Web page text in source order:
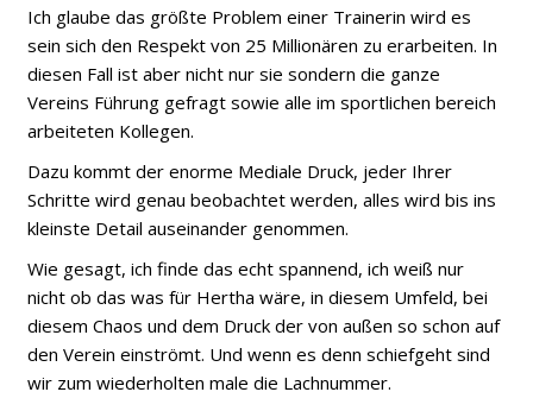
Ich glaube das größte Problem einer Trainerin wird es
sein sich den Respekt von 25 Millionären zu erarbeiten. In
diesen Fall ist aber nicht nur sie sondern die ganze
Vereins Führung gefragt sowie alle im sportlichen bereich
arbeiteten Kollegen.
Dazu kommt der enorme Mediale Druck, jeder Ihrer
Schritte wird genau beobachtet werden, alles wird bis ins
kleinste Detail auseinander genommen.
Wie gesagt, ich finde das echt spannend, ich weiß nur
nicht ob das was für Hertha wäre, in diesem Umfeld, bei
diesem Chaos und dem Druck der von außen so schon auf
den Verein einströmt. Und wenn es denn schiefgeht sind
wir zum wiederholten male die Lachnummer.